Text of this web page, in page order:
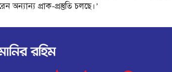
অন্যান্য প্রাক-প্রস্তুতি চলছে।’